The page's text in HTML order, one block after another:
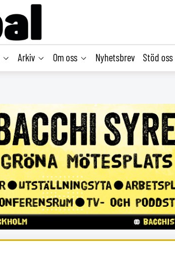
Arkiv Om oss Nyhetsbrev Stöd oss